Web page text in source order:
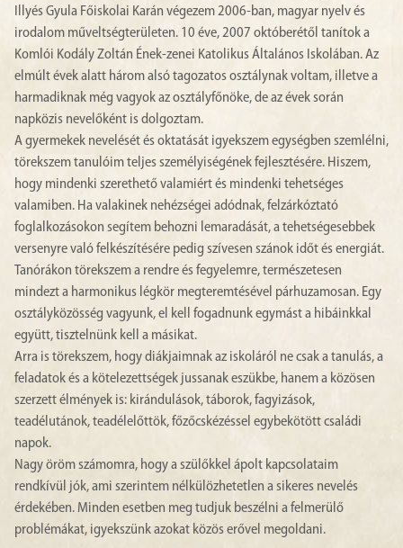
Illyés Gyula Főiskolai Karán végezem 2006-ban, magyar nyelv és
irodalom műveltségterületen. 10 éve, 2007 októberétől tanítok a
Komlói Kodály Zoltán Ének-zenei Katolikus Általános Iskolában. Az
elmúlt évek alatt három alsó tagozatos osztálynak voltam, illetve a
harmadiknak még vagyok az osztályfőnöke, de az évek során
napközis nevelőként is dolgoztam.
A gyermekek nevelését és oktatását igyekszem egységben szemlélni,
törekszem tanulóim teljes személyiségének fejlesztésére. Hiszem,
hogy mindenki szerethető valamiért és mindenki tehetséges
valamiben. Ha valakinek nehézségei adódnak, felzárkóztató
foglalkozásokon segítem behozni lemaradását, a tehetségesebbek
versenyre való felkészítésére pedig szívesen szánok időt és energiát.
Tanórákon törekszem a rendre és fegyelemre, természetesen
mindezt a harmonikus légkör megteremtésével párhuzamosan. Egy
osztályközösség vagyunk, el kell fogadnunk egymást a hibáinkkal
együtt, tisztelnünk kell a másikat.
Arra is törekszem, hogy diákjaimnak az iskoláról ne csak a tanulás, a
feladatok és a kötelezettségek jussanak eszükbe, hanem a közösen
szerzett élmények is: kirándulások, táborok, fagyizások,
teadélutánok, teadélelőttök, főzőcskézéssel egybekötött családi
napok.
Nagy öröm számomra, hogy a szülőkkel ápolt kapcsolataim
rendkívül jók, ami szerintem nélkülözhetetlen a sikeres nevelés
érdekében. Minden esetben meg tudjuk beszélni a felmerülő
problémákat, igyekszünk azokat közös erővel megoldani.